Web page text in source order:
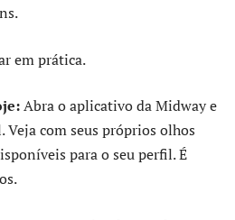
em prática.
Abra o aplicativo da Midway e
Veja com seus próprios olhos
para o seu perfil. É